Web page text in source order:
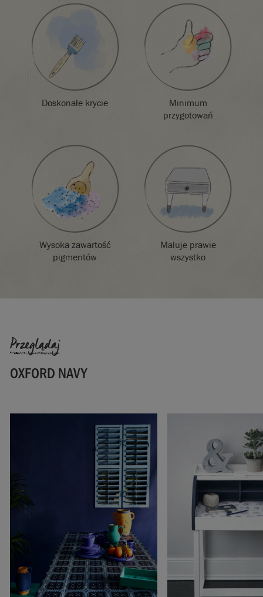
Należy pamiętać, że kolory będą się różnić w zależności od
ustawień ekranu. Nie możemy zagwarantować, że kolory
farby będą dokładnie odpowiadały kolorowi, który widzisz na
ekranie. W razie wątpliwości należy najpierw zamówić kartę
kolorów lub próbnik.
Doskonałe krycie
Minimum
przygotowań
Wysoka zawartość
pigmentów
Maluje prawie
wszystko
Przeglądaj
OXFORD NAVY